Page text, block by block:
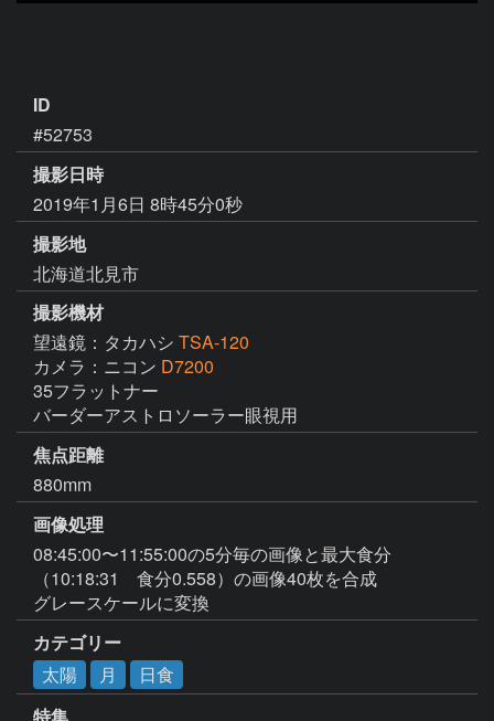
ID
#52753
撮影日時
2019年1月6日 8時45分0秒
撮影地
北海道北見市
撮影機材
望遠鏡：タカハシ TSA-120
カメラ：ニコン D7200
35フラットナー
バーダーアストロソーラー眼視用
焦点距離
880mm
画像処理
08:45:00〜11:55:00の5分毎の画像と最大食分
（10:18:31　食分0.558）の画像40枚を合成
グレースケールに変換
カテゴリー
太陽
月
日食
特集